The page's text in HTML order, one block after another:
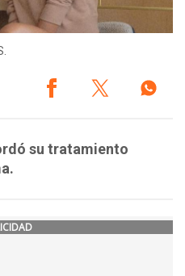
su tratamiento